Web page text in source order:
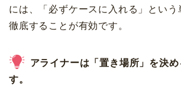
には、「必ずケースに入れる」という
徹底することが有効です。
アライナーは「置き場所」を決
す。